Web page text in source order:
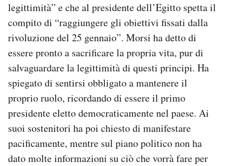
legittimità” e che al presidente dell’Egitto spetta il
compito di “raggiungere gli obiettivi fissati dalla
rivoluzione del 25 gennaio”. Morsi ha detto di
essere pronto a sacrificare la propria vita, pur di
salvaguardare la legittimità di questi principi. Ha
spiegato di sentirsi obbligato a mantenere il
proprio ruolo, ricordando di essere il primo
presidente eletto democraticamente nel paese. Ai
suoi sostenitori ha poi chiesto di manifestare
pacificamente, mentre sul piano politico non ha
dato molte informazioni su ciò che vorrà fare per